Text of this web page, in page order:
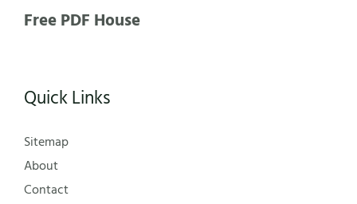
Free PDF House
Quick Links
Sitemap
About
Contact